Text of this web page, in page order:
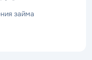
займа